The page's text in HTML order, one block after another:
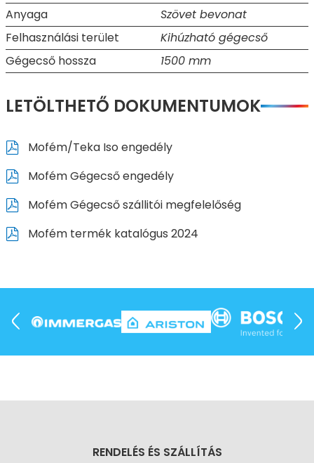
Anyaga
Szövet bevonat
Felhasználási terület
Kihúzható gégecső
Gégecső hossza
1500 mm
LETÖLTHETŐ DOKUMENTUMOK
Mofém/Teka Iso engedély
Mofém Gégecső engedély
Mofém Gégecső szállitói megfelelőség
Mofém termék katalógus 2024
RENDELÉS ÉS SZÁLLÍTÁS